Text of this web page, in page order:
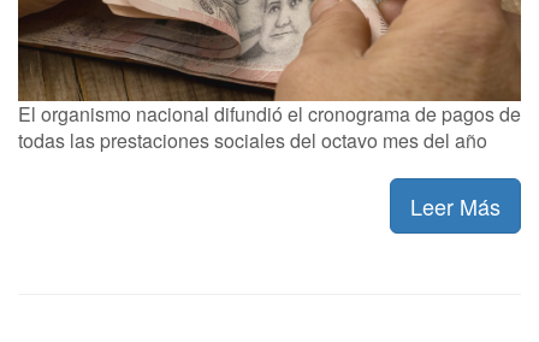
El organismo nacional difundió el cronograma de pagos de
todas las prestaciones sociales del octavo mes del año
Leer Más